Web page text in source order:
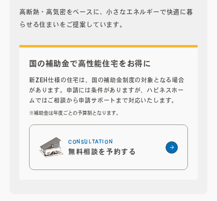
高断熱・高気密をベースに、小さなエネルギーで快適に暮
らせる住まいをご提案しています。
国の補助金で高性能住宅をお得に
新ZEH仕様の住宅は、国の補助金制度の対象となる場合
があります。申請には条件がありますが、ハピネスホー
ムではご相談から申請サポートまで対応いたします。
※補助金は年度ごとの予算制となります。
CONSULTATION
無料相談を予約する